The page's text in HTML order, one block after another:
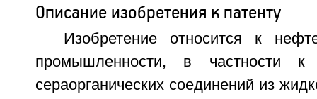
Описание изобретения к патенту
Изобретение относится к
промышленности, в частности к
сераорганических соединений из